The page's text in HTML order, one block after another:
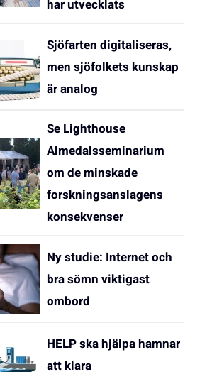
har utvecklats
Sjöfarten digitaliseras,
men sjöfolkets kunskap
är analog
Se Lighthouse
Almedalsseminarium
om de minskade
forskningsanslagens
konsekvenser
Ny studie: Internet och
bra sömn viktigast
ombord
HELP ska hjälpa hamnar
att klara